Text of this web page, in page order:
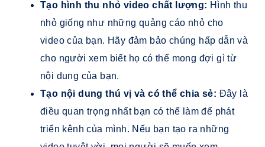
Tạo hình thu nhỏ video chất lượng: Hình thu
nhỏ giống như những quảng cáo nhỏ cho
video của bạn. Hãy đảm bảo chúng hấp dẫn và
cho người xem biết họ có thể mong đợi gì từ
nội dung của bạn.
Tạo nội dung thú vị và có thể chia sẻ: Đây là
điều quan trọng nhất bạn có thể làm để phát
triển kênh của mình. Nếu bạn tạo ra những